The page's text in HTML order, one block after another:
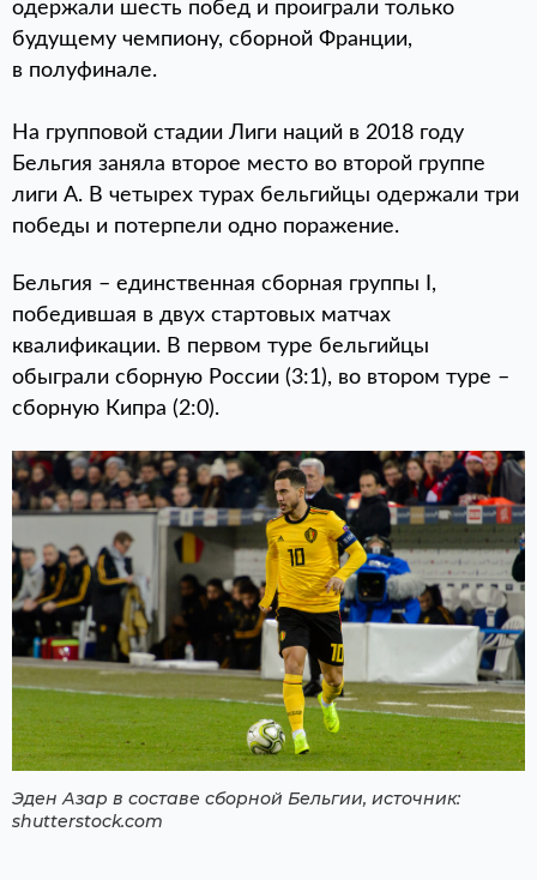
одержали шесть побед и проиграли только
будущему чемпиону, сборной Франции,
в полуфинале.
На групповой стадии Лиги наций в 2018 году
Бельгия заняла второе место во второй группе
лиги А. В четырех турах бельгийцы одержали три
победы и потерпели одно поражение.
Бельгия – единственная сборная группы I,
победившая в двух стартовых матчах
квалификации. В первом туре бельгийцы
обыграли сборную России (3:1), во втором туре –
сборную Кипра (2:0).
Эден Азар в составе сборной Бельгии, источник:
shutterstock.com